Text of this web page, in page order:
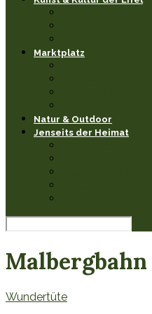
Marktplatz
Natur & Outdoor
Jenseits der Heimat
Malbergbahn
Wundertüte